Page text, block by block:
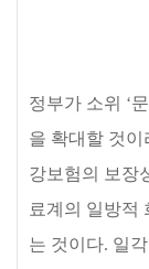
정부가 소위 ‘
을 확대할 것
강보험의 보장
료계의 일방적
는 것이다. 일